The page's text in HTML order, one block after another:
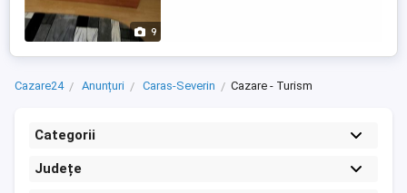
9
Cazare24 Anunțuri Caras-Severin Cazare - Turism
Categorii
Județe